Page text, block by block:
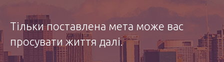
Тільки поставлена мета може вас
просувати життя далі.